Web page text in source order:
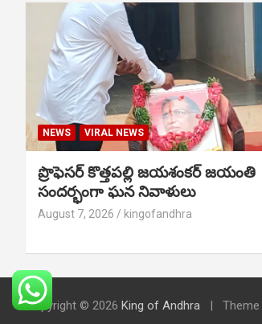
NEWS VIRAL NEWS
ప్రొఫెసర్ కొత్తపల్లి జయశంకర్ జయంతి
సందర్భంగా ఘన నివాళులు
August 7, 2026 kingofandhra
Copyright © 2026 King of Andhra Theme